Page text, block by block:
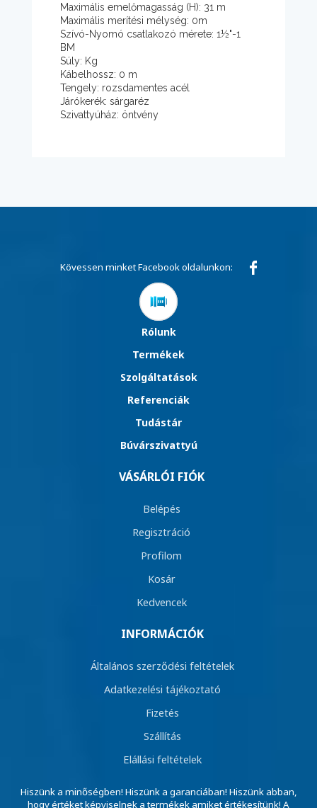
Maximális emelőmagasság (H): 31 m
Maximális merítési mélység: 0m
Szívó-Nyomó csatlakozó mérete: 1½"-1
BM
Súly: Kg
Kábelhossz: 0 m
Tengely: rozsdamentes acél
Járókerék: sárgaréz
Szivattyúház: öntvény
Kövessen minket Facebook oldalunkon:
Rólunk
Termékek
Szolgáltatások
Referenciák
Tudástár
Búvárszivattyú
VÁSÁRLÓI FIÓK
Belépés
Regisztráció
Profilom
Kosár
Kedvencek
INFORMÁCIÓK
Általános szerződési feltételek
Adatkezelési tájékoztató
Fizetés
Szállítás
Elállási feltételek
Hiszünk a minőségben! Hiszünk a garanciában! Hiszünk abban,
hogy értéket képviselnek a termékek amiket értékesítünk! A